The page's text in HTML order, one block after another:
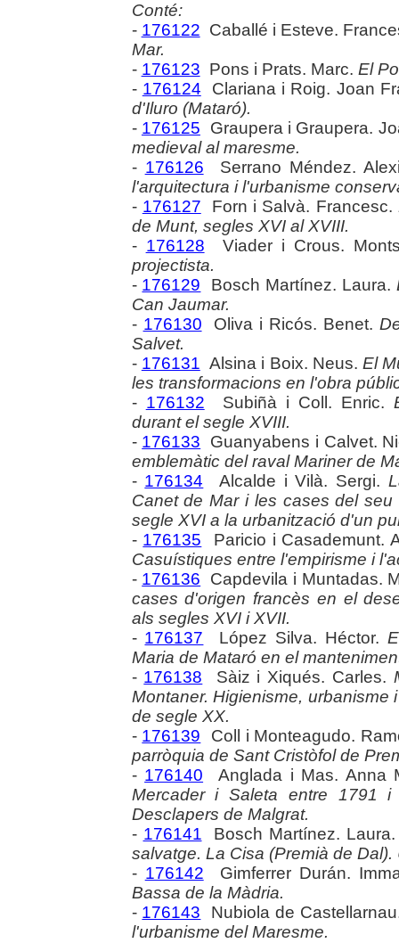
Conté:
- 176122 Caballé i Esteve.
Mar.
- 176123 Pons i Prats. Marc. El
- 176124 Clariana i Roig. Joan
d'Iluro (Mataró).
- 176125 Graupera i Graupera.
medieval al maresme.
- 176126 Serrano Méndez.
l'arquitectura i l'urbanisme
- 176127 Forn i Salvà. Francesc.
de Munt, segles XVI al XVIII.
- 176128 Viader i Crous.
projectista.
- 176129 Bosch Martínez. Laura.
Can Jaumar.
- 176130 Oliva i Ricós. Benet.
Salvet.
- 176131 Alsina i Boix. Neus. El
les transformacions en l'obra
- 176132 Subiñà i Coll. Enric.
durant el segle XVIII.
- 176133 Guanyabens i Calvet.
emblemàtic del raval Mariner de
- 176134 Alcalde i Vilà. Sergi.
Canet de Mar i les cases del
segle XVI a la urbanització d'un
- 176135 Paricio i Casademunt.
Casuístiques entre l'empirisme i
- 176136 Capdevila i Muntadas.
cases d'origen francès en el
als segles XVI i XVII.
- 176137 López Silva. Héctor.
Maria de Mataró en el
- 176138 Sàiz i Xiqués. Carles.
Montaner. Higienisme,
de segle XX.
- 176139 Coll i Monteagudo.
parròquia de Sant Cristòfol de
- 176140 Anglada i Mas. Anna
Mercader i Saleta entre 1791
Desclapers de Malgrat.
- 176141 Bosch Martínez.
salvatge. La Cisa (Premià de
- 176142 Gimferrer Durán.
Bassa de la Màdria.
- 176143 Nubiola de
l'urbanisme del Maresme.